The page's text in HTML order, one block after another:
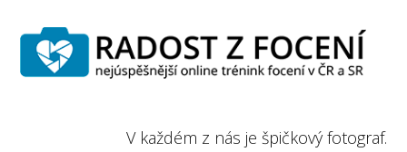
V každém z nás je špičkový fotograf.